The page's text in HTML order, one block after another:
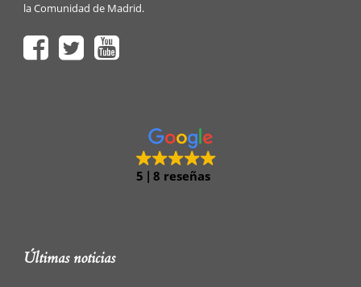
la Comunidad de Madrid.
5 8 reseñas
Últimas noticias